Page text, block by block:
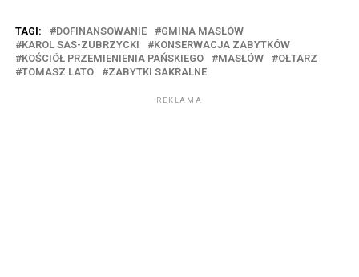
TAGI: DOFINANSOWANIE
GMINA MASŁÓW
KAROL SAS-ZUBRZYCKI
KONSERWACJA ZABYTKÓW
KOŚCIÓŁ PRZEMIENIENIA PAŃSKIEGO
MASŁÓW
OŁTARZ
TOMASZ LATO
ZABYTKI SAKRALNE
REKLAMA